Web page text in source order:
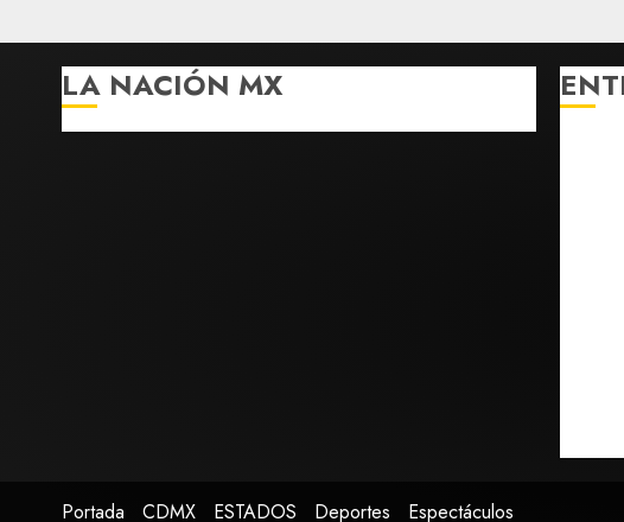
LA NACIÓN MX
Portada CDMX ESTADOS Deportes Espectáculos